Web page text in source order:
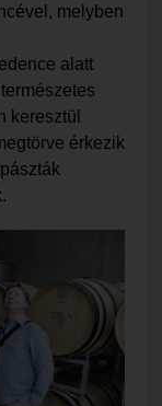
melyben
alatt
keresztül
érkezik